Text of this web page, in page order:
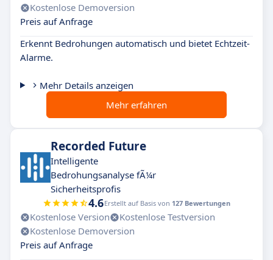
Kostenlose Demoversion
Preis auf Anfrage
Erkennt Bedrohungen automatisch und bietet Echtzeit-
Alarme.
Mehr Details anzeigen
Mehr erfahren
Recorded Future
Intelligente
Bedrohungsanalyse fÃ¼r
Sicherheitsprofis
4.6Erstellt auf Basis von 127 Bewertungen
Kostenlose Version
Kostenlose Testversion
Kostenlose Demoversion
Preis auf Anfrage